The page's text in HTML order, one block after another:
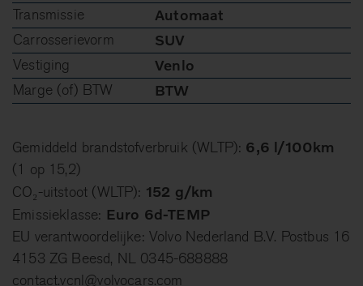
Transmissie
Automaat
Carrosserievorm
SUV
Vestiging
Venlo
Marge (of) BTW
BTW
Gemiddeld brandstofverbruik (WLTP): 6,6 l/100km
(1 op 15,2)
CO₂-uitstoot (WLTP): 152 g/km
Emissieklasse: Euro 6d-TEMP
EU verantwoordelijke: Volvo Nederland B.V. Postbus 16
4153 ZG Beesd, NL 0345-688888
contact.vcnl@volvocars.com